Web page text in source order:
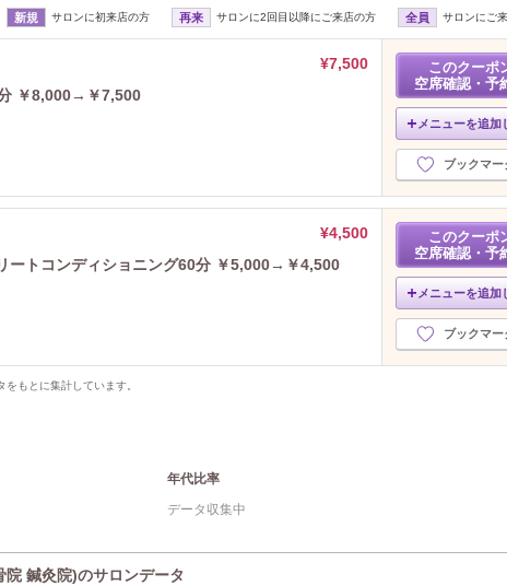
新規 サロンに初来店の方 再来 サロンに2回目以降にご来店の方 全員 サロンにご
¥7,500
￥8,000→￥7,500
このクーポ
空席確認・予
メニューを追加
ブックマー
¥4,500
ートコンディショニング60分 ￥5,000→￥4,500
このクーポ
空席確認・予
メニューを追加
ブックマー
もとに集計しています。
年代比率
データ収集中
鍼灸院)のサロンデータ